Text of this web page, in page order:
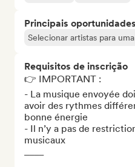
Principais oportunidades
Selecionar artistas para
Requisitos de inscrição
👉 IMPORTANT :
- La musique envoyée
avoir des rythmes
bonne énergie
- Il n’y a pas de
musicaux